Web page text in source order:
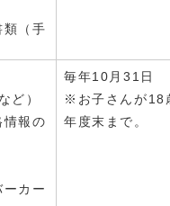
（手
ど）
報の
カー
毎年10月31日
※お子さんが18
年度末まで。